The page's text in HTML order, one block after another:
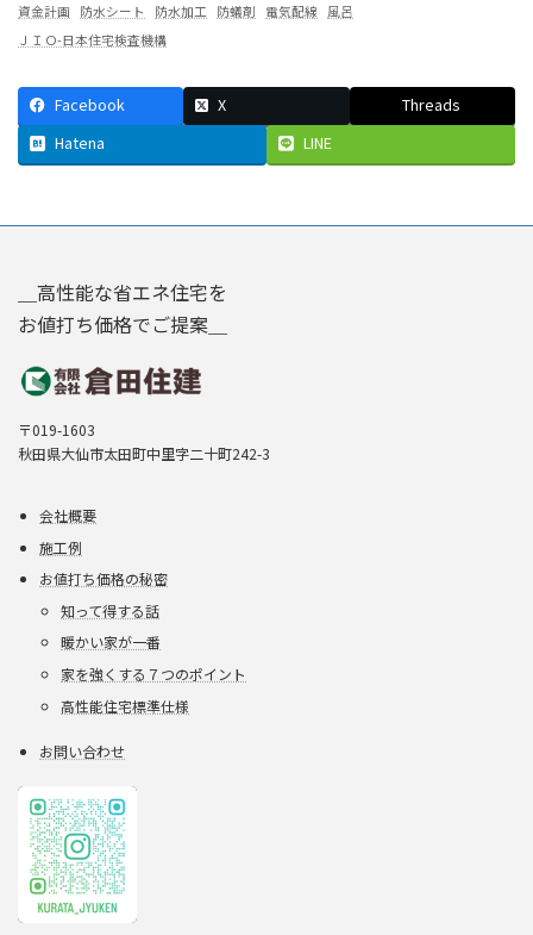
資金計画
防水シート 防水加工 防蟻剤 電気配線
風呂
ＪＩＯ-日本住宅検査機構
Facebook X
Threads
Hatena
LINE
＿高性能な省エネ住宅を
お値打ち価格でご提案＿
〒019-1603
秋田県大仙市太田町中里字二十町242-3
会社概要
施工例
お値打ち価格の秘密
知って得する話
暖かい家が一番
家を強くする７つのポイント
高性能住宅標準仕様
お問い合わせ